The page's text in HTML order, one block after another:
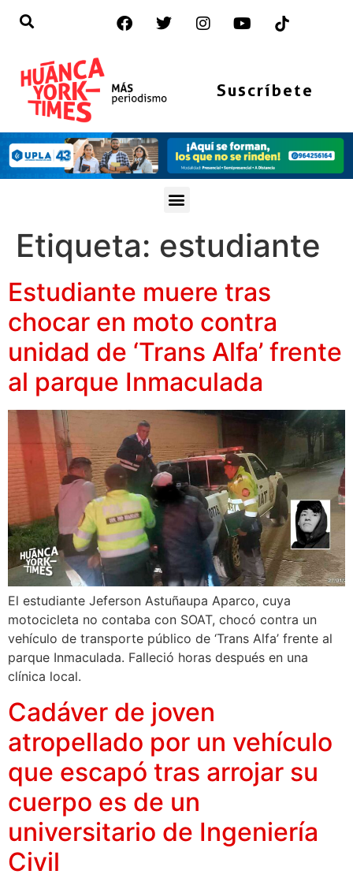
Suscríbete
Etiqueta: estudiante
Estudiante muere tras
chocar en moto contra
unidad de ‘Trans Alfa’ frente
al parque Inmaculada
El estudiante Jeferson Astuñaupa Aparco, cuya
motocicleta no contaba con SOAT, chocó contra un
vehículo de transporte público de ‘Trans Alfa’ frente al
parque Inmaculada. Falleció horas después en una
clínica local.
Cadáver de joven
atropellado por un vehículo
que escapó tras arrojar su
cuerpo es de un
universitario de Ingeniería
Civil